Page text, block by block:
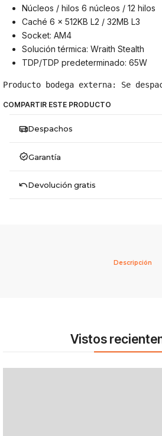
Núcleos / hilos 6 núcleos / 12 hilos
Caché 6 x 512KB L2 / 32MB L3
Socket: AM4
Solución térmica: Wraith Stealth
TDP/TDP predeterminado: 65W
Producto bodega externa: Se
COMPARTIR ESTE PRODUCTO
Despachos
Garantía
Devolución gratis
Descripción
Vistos